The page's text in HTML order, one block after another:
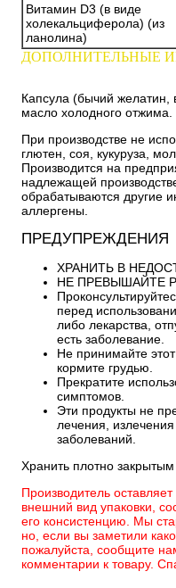
Витамин D3 (в виде
холекальциферола) (из
ланолина)
ДОПОЛНИТЕЛЬНЫЕ
Капсула (бычий желатин,
масло холодного отжима.
При производстве не
глютен, соя, кукуруза,
Производится на
надлежащей
обрабатываются другие
аллергены.
ПРЕДУПРЕЖДЕНИЯ
ХРАНИТЬ В
НЕ ПРЕВЫШАЙТЕ
перед
либо лекарства,
есть заболевание.
Не принимайте
кормите грудью.
Прекратите
симптомов.
Эти продукты не
лечения,
заболеваний.
Хранить плотно
Производитель
внешний вид упаковки,
его консистенцию. Мы
но, если вы заметили
пожалуйста, сообщите
комментарии к товару.